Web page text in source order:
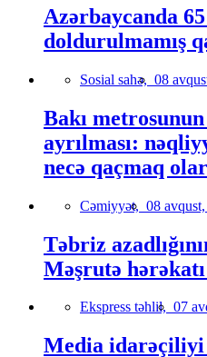
Azərbaycanda
doldurulmamış
Sosial sahə, 08
Bakı
ayrılması:
necə qaçmaq
Cəmiyyət, 08
Təbriz
Məşrutə
Ekspress təhlil, 07
Media